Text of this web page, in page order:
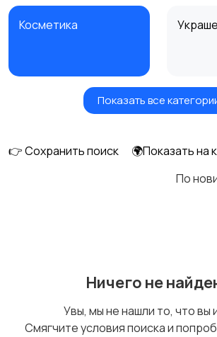
Косметика
Куклы и игрушкиПоказать все
👉 Сохранить поиск
🌍Показать на
По
Ничего не
Увы, мы не нашли то, что вы
Смягчите условия поиска и